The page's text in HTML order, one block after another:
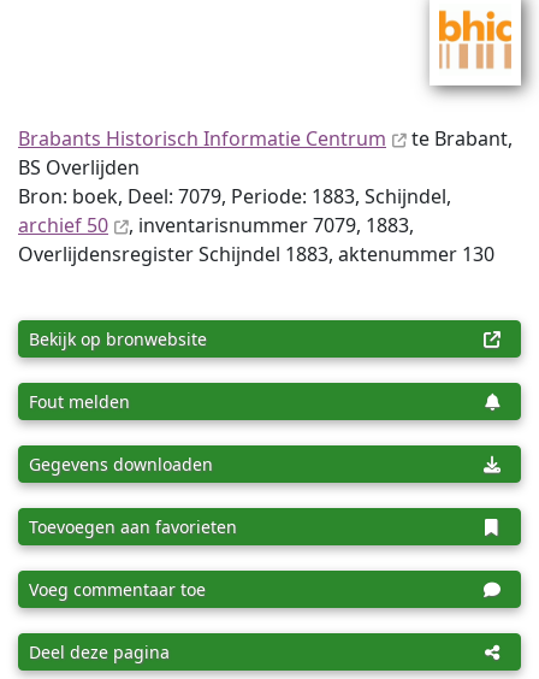
Brabants Historisch Informatie Centrum
te Brabant,
BS Overlijden
Bron: boek, Deel: 7079, Periode: 1883, Schijndel,
archief 50
, inventaris­num­mer 7079, 1883,
Overlijdensregister Schijndel 1883, aktenummer 130
Bekijk op bronwebsite
Fout melden
Gegevens downloaden
Toevoegen aan favorieten
Voeg commentaar toe
Deel deze pagina